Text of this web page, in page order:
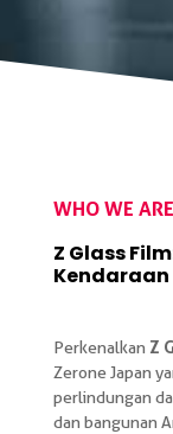
WHO WE ARE
Z Glass
Kendaraan
Perkenalkan Z
Zerone Japan
perlindungan
dan bangunan